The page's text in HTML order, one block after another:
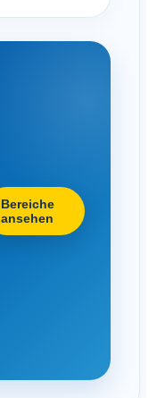
Bereiche
ansehen